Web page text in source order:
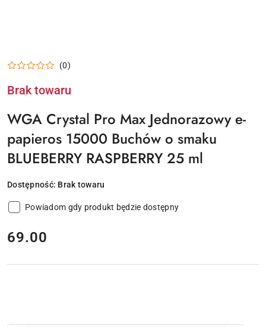
(0)
Brak towaru
WGA Crystal Pro Max Jednorazowy e-
papieros 15000 Buchów o smaku
BLUEBERRY RASPBERRY 25 ml
Dostępność: Brak towaru
Powiadom gdy produkt będzie dostępny
cena:
69.00